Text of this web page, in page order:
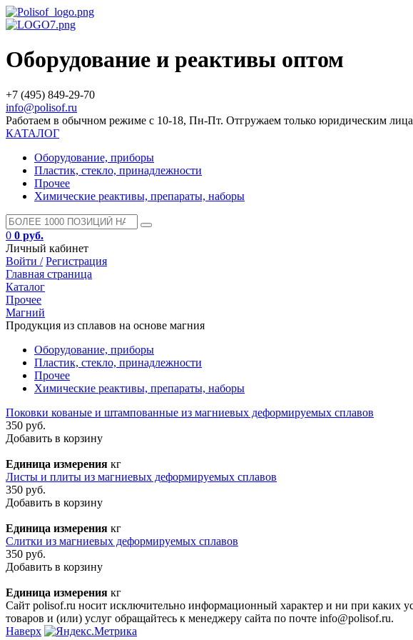
Оборудование и реактивы оптом
+7 (495) 849-29-70
info@polisof.ru
Работаем в обычном режиме с 10-18, Пн-Пт. Отгружаем только юридическим
КАТАЛОГ
Оборудование, приборы
Пластик, стекло, принадлежности
Прочее
Химические реактивы, препараты, наборы
0 0 руб.
Личный кабинет
Войти / Регистрация
Главная страница
Каталог
Прочее
Магний
Продукция из сплавов на основе магния
Оборудование, приборы
Пластик, стекло, принадлежности
Прочее
Химические реактивы, препараты, наборы
Поковки кованые и штампованные из магниевых деформируемых сплавов
350 руб.
Добавить в корзину
Единица измерения кг
Листы и плиты из магниевых деформируемых сплавов
350 руб.
Добавить в корзину
Единица измерения кг
Слитки из магниевых деформируемых сплавов
350 руб.
Добавить в корзину
Единица измерения кг
Сайт polisof.ru носит исключительно информационный характер и ни при каких
товаров и (или) услуг обращайтесь к менеджеру сайта по почте info@polisof.ru.
Наверх